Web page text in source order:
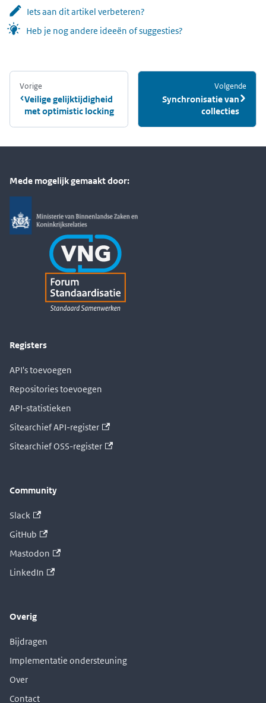
Iets aan dit artikel verbeteren?
Heb je nog andere ideeën of suggesties?
Vorige
Veilige gelijktijdigheid
met optimistic locking
Volgende
Synchronisatie van
collecties
Mede mogelijk gemaakt door:
Registers
API's toevoegen
Repositories toevoegen
API-statistieken
Sitearchief API-register
Sitearchief OSS-register
Community
Slack
GitHub
Mastodon
LinkedIn
Overig
Bijdragen
Implementatie ondersteuning
Over
Contact